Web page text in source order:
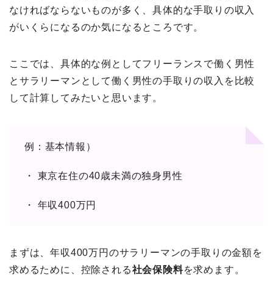
なければならないものが多く、具体的な手取りの収入
がいくらになるのか気になるところです。
ここでは、具体的な例としてフリーランスで働く男性
とサラリーマンとして働く男性の手取りの収入を比較
して計算してみたいと思います。
例：基本情報）
・ 東京在住の40歳未満の独身男性
・ 年収400万円
まずは、年収400万円のサラリーマンの手取りの金額を
求めるために、控除される社会保険料を求めます。